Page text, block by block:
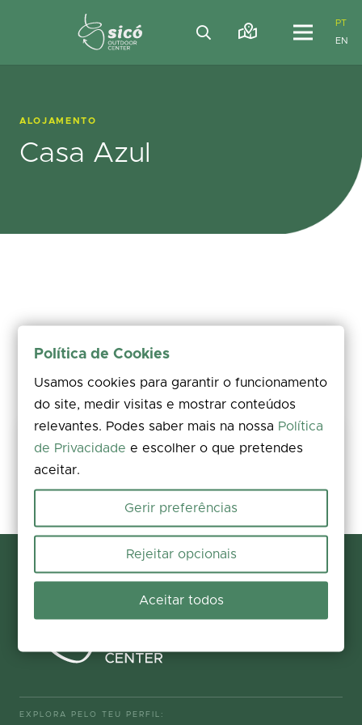
PT
EN
ALOJAMENTO
Casa Azul
Partilha a tua experiência
Avalia, deixa um comentário e acrescenta fotos. A tua opinião
EXPLORA PELO TEU PERFIL:
Política de Cookies
Usamos cookies para garantir o funcionamento
do site, medir visitas e mostrar conteúdos
relevantes. Podes saber mais na nossa Política
de Privacidade e escolher o que pretendes
aceitar.
Gerir preferências
Rejeitar opcionais
Aceitar todos